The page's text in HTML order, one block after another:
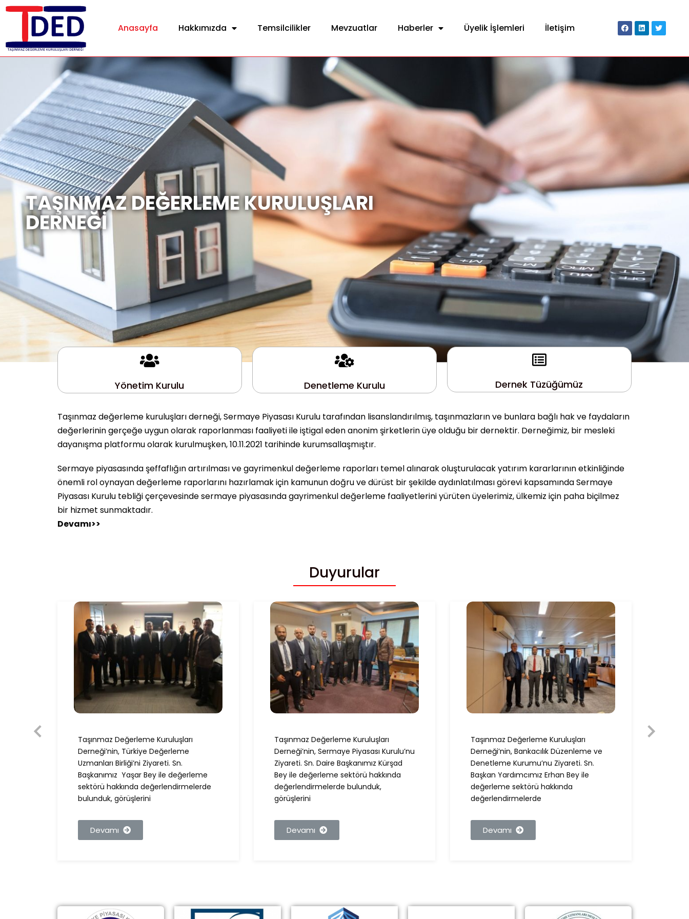
Anasayfa Hakkımızda Temsilcilikler Mevzuatlar Haberler Üyelik İşlemleri İletişim
TAŞINMAZ DEĞERLEME KURULUŞLARI
DERNEĞİ
Yönetim Kurulu Denetleme Kurulu Dernek Tüzüğümüz
Taşınmaz değerleme kuruluşları derneği, Sermaye Piyasası Kurulu tarafından lisanslandırılmış, taşınmazların ve bunlara bağlı hak ve faydaların
değerlerinin gerçeğe uygun olarak raporlanması faaliyeti ile iştigal eden anonim şirketlerin üye olduğu bir dernektir. Derneğimiz, bir mesleki
dayanışma platformu olarak kurulmuşken, 10.11.2021 tarihinde kurumsallaşmıştır.
Sermaye piyasasında şeffaflığın artırılması ve gayrimenkul değerleme raporları temel alınarak oluşturulacak yatırım kararlarının etkinliğinde
önemli rol oynayan değerleme raporlarını hazırlamak için kamunun doğru ve dürüst bir şekilde aydınlatılması görevi kapsamında Sermaye
Piyasası Kurulu tebliği çerçevesinde sermaye piyasasında gayrimenkul değerleme faaliyetlerini yürüten üyelerimiz, ülkemiz için paha biçilmez
bir hizmet sunmaktadır.
Devamı>>
Duyurular
Taşınmaz Değerleme Kuruluşları
Derneği’nin, Türkiye Değerleme
Uzmanları Birliği’ni Ziyareti. Sn.
Başkanımız Yaşar Bey ile değerleme
sektörü hakkında değerlendirmelerde
bulunduk, görüşlerini
Devamı
Taşınmaz Değerleme Kuruluşları
Derneği’nin, Sermaye Piyasası Kurulu’nu
Ziyareti. Sn. Daire Başkanımız Kürşad
Bey ile değerleme sektörü hakkında
değerlendirmelerde bulunduk,
görüşlerini
Devamı
Taşınmaz Değerleme Kuruluşları
Derneği’nin, Bankacılık Düzenleme ve
Denetleme Kurumu’nu Ziyareti. Sn.
Başkan Yardımcımız Erhan Bey ile
değerleme sektörü hakkında
değerlendirmelerde
Devamı